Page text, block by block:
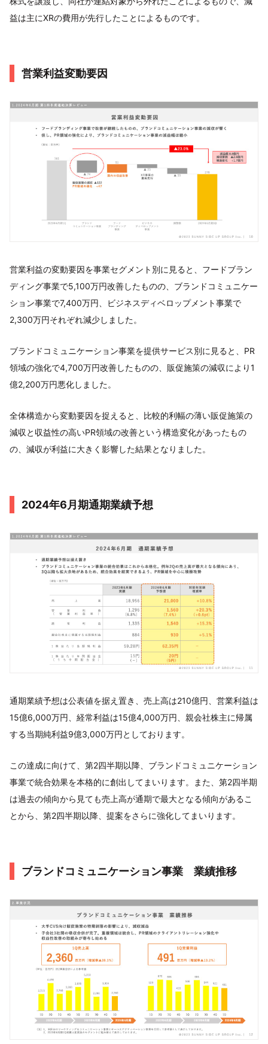
益は主にXRの費用が先行したことによるものです。
営業利益変動要因
営業利益の変動要因を事業セグメント別に見ると、フードブラン
ディング事業で5,100万円改善したものの、ブランドコミュニケー
ション事業で7,400万円、ビジネスディベロップメント事業で
2,300万円それぞれ減少しました。
ブランドコミュニケーション事業を提供サービス別に見ると、PR
領域の強化で4,700万円改善したものの、販促施策の減収により1
億2,200万円悪化しました。
全体構造から変動要因を捉えると、比較的利幅の薄い販促施策の
減収と収益性の高いPR領域の改善という構造変化があったもの
の、減収が利益に大きく影響した結果となりました。
2024年6月期通期業績予想
通期業績予想は公表値を据え置き、売上高は210億円、営業利益は
15億6,000万円、経常利益は15億4,000万円、親会社株主に帰属
する当期純利益9億3,000万円としております。
この達成に向けて、第2四半期以降、ブランドコミュニケーション
事業で統合効果を本格的に創出してまいります。また、第2四半期
は過去の傾向から見ても売上高が通期で最大となる傾向があるこ
とから、第2四半期以降、提案をさらに強化してまいります。
ブランドコミュニケーション事業 業績推移